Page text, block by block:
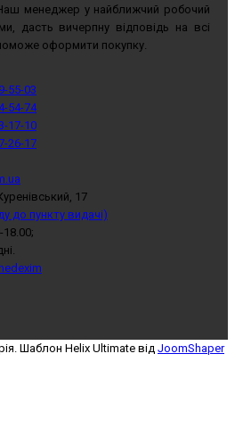
менеджер у найближчий робочий
дасть вичерпну відповідь на всі
оформити покупку.
55-03
54-74
17-10
26-17
17
до пункту видачі)
Шаблон Helix Ultimate від JoomShaper